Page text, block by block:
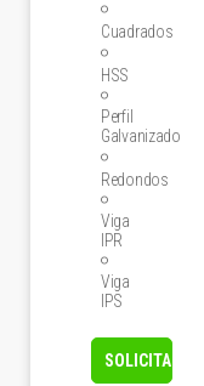
Cuadrados
HSS
Perfil
Galvanizado
Redondos
Viga
IPR
Viga
IPS